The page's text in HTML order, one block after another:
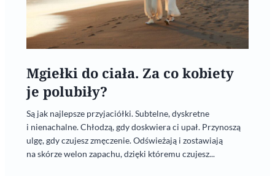
Mgiełki do ciała. Za co kobiety
je polubiły?
Są jak najlepsze przyjaciółki. Subtelne, dyskretne
i nienachalne. Chłodzą, gdy doskwiera ci upał. Przynoszą
ulgę, gdy czujesz zmęczenie. Odświeżają i zostawiają
na skórze welon zapachu, dzięki któremu czujesz...